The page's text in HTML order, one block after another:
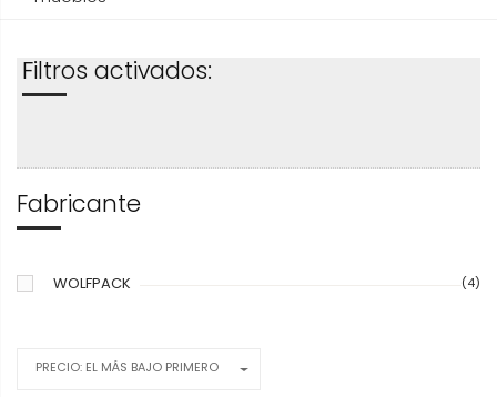
Filtros activados:
Fabricante
WOLFPACK (4)
PRECIO: EL MÁS BAJO PRIMERO